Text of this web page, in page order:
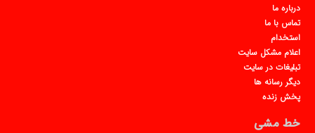
درباره ما
تماس با ما
استخدام
اعلام مشکل سایت
تبلیغات در سایت
دیگر رسانه ها
پخش زنده
خط مشی